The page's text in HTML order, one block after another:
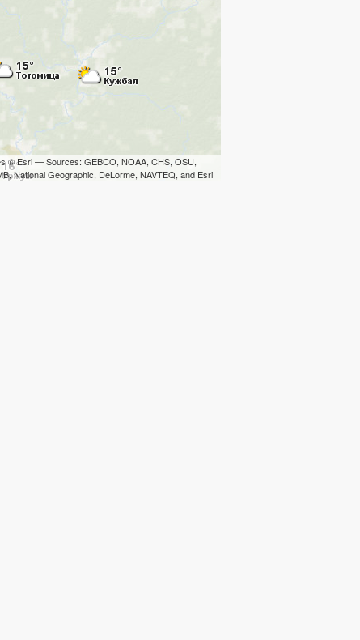
© Esri — Sources: GEBCO, NOAA, CHS, OSU,
National Geographic, DeLorme, NAVTEQ, and Esri